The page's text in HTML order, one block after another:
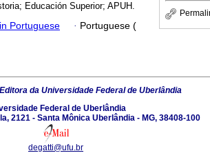
Educación Superior; APUH.
Portuguese · Portuguese (
da Universidade Federal de Uberlândia
Federal de Uberlândia
2121 - Santa Mônica Uberlândia - MG, 38408-100
degatti@ufu.br